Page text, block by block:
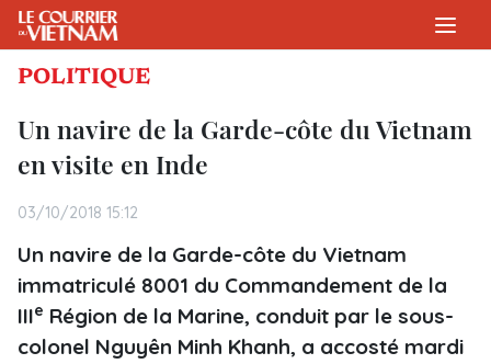
POLITIQUE
Un navire de la Garde-côte du Vietnam
en visite en Inde
03/10/2018 15:12
Un navire de la Garde-côte du Vietnam
immatriculé 8001 du Commandement de la
IIIe Région de la Marine, conduit par le sous-
colonel Nguyên Minh Khanh, a accosté mardi